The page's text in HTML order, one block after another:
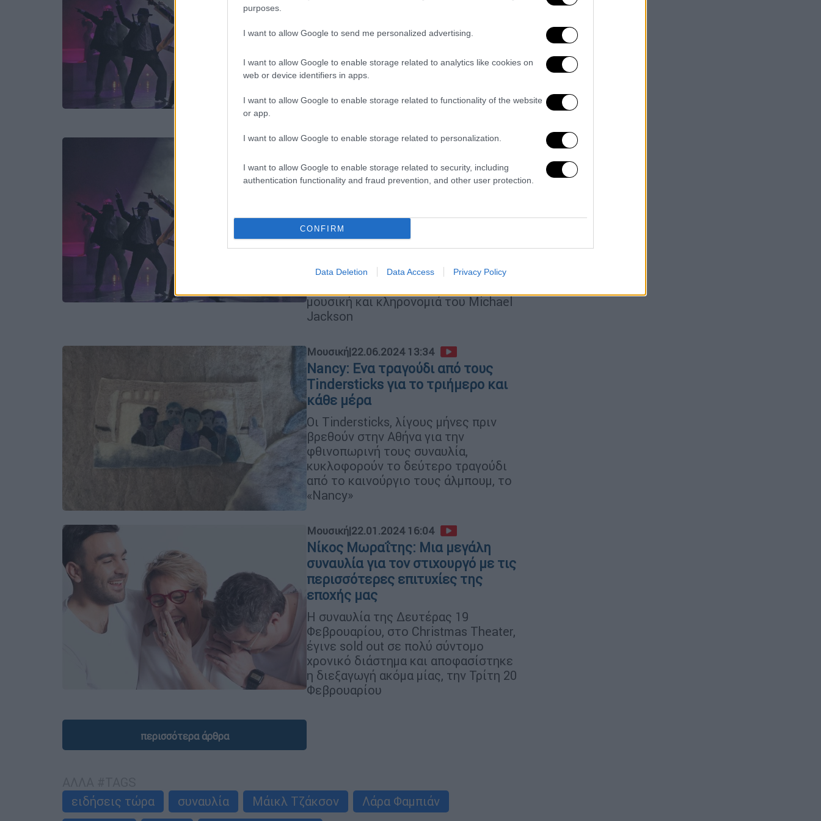
purposes.
I want to allow Google to send me personalized advertising.
I want to allow Google to enable storage related to analytics like cookies on
web or device identifiers in apps.
I want to allow Google to enable storage related to functionality of the website
or app.
I want to allow Google to enable storage related to personalization.
I want to allow Google to enable storage related to security, including
authentication functionality and fraud prevention, and other user protection.
CONFIRM
Data Deletion Data Access Privacy Policy
χορού, θεάτρου, κλασικού μπαλέτου
ζωντανεύει με συναρπαστικό τρόπο
το πνεύμα του Βασιλιά της Ποπ, που
φέτος συμπληρώνονται 15 χρόνια από
τον θάνατό του
Θέατρο|10.09.2024 16:02
Moonwalk: Μια ονειρική βόλτα στο
φεγγάρι με οδηγό τον θρυλικό
Το Europaballett St. Pölten
ετοιμάζεται να καθηλώσει το
ελληνικό κοινό την Δευτέρα 11
την παράσταση Moonwalk, ένα
μουσική και κληρονομιά του Michael
Jackson
Μουσική|22.06.2024 13:34
Nancy: Ενα τραγούδι από τους
Tindersticks για το τριήμερο και
κάθε μέρα
Οι Tindersticks, λίγους μήνες πριν
βρεθούν στην Αθήνα για την
φθινοπωρινή τους συναυλία,
κυκλοφορούν το δεύτερο τραγούδι
από το καινούργιο τους άλμπουμ, το
«Nancy»
Μουσική|22.01.2024 16:04
Νίκος Μωραΐτης: Μια μεγάλη
συναυλία για τον στιχουργό με τις
περισσότερες επιτυχίες της
εποχής μας
Η συναυλία της Δευτέρας 19
Φεβρουαρίου, στο Christmas Theater,
έγινε sold out σε πολύ σύντομο
χρονικό διάστημα και αποφασίστηκε
η διεξαγωγή ακόμα μίας, την Τρίτη 20
Φεβρουαρίου
περισσότερα άρθρα
ειδήσεις τώρα
συναυλία Μάικλ Τζάκσον Λάρα Φαμπιάν